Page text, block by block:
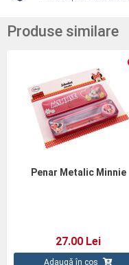
Produse similare
Penar Metalic Minnie
27.00 Lei
Adaugă în coș